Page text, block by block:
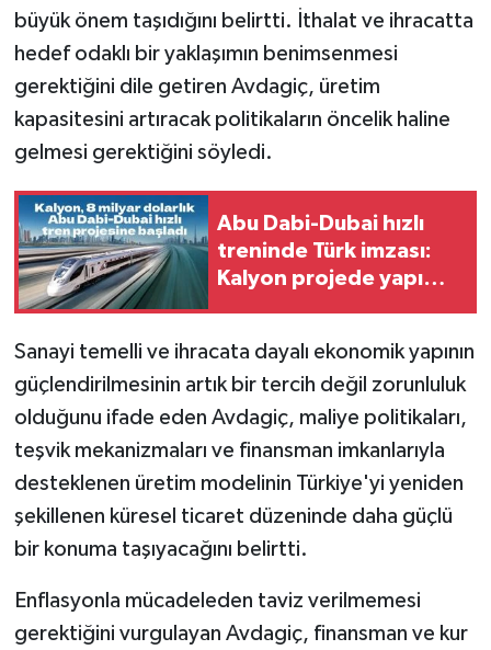
büyük önem taşıdığını belirtti. İthalat ve ihracatta
hedef odaklı bir yaklaşımın benimsenmesi
gerektiğini dile getiren Avdagiç, üretim
kapasitesini artıracak politikaların öncelik haline
gelmesi gerektiğini söyledi.
Abu Dabi-Dubai hızlı
treninde Türk imzası:
Kalyon projede yapım
Sanayi temelli ve ihracata dayalı ekonomik yapının
güçlendirilmesinin artık bir tercih değil zorunluluk
olduğunu ifade eden Avdagiç, maliye politikaları,
teşvik mekanizmaları ve finansman imkanlarıyla
desteklenen üretim modelinin Türkiye'yi yeniden
şekillenen küresel ticaret düzeninde daha güçlü
bir konuma taşıyacağını belirtti.
Enflasyonla mücadeleden taviz verilmemesi
gerektiğini vurgulayan Avdagiç, finansman ve kur